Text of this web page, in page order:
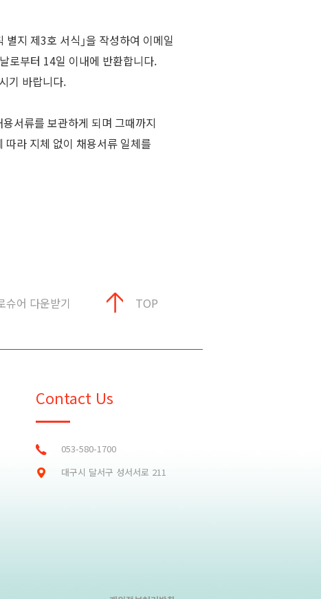
지 제3호 서식｣을 작성하여 이메일
로부터 14일 이내에 반환합니다.
기 바랍니다.
서류를 보관하게 되며 그때까지
라 지체 없이 채용서류 일체를
Contact Us
053-580-1700
대구시 달서구 성서서로 211
슈어 다운받기 TOP